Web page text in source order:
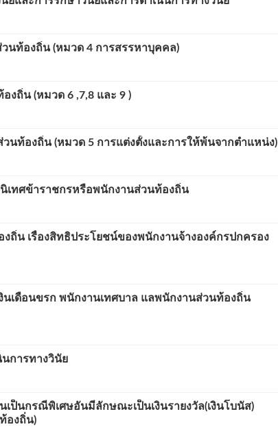
นท้องถิ่น (หมวด 4 การสรรหาบุคคล)
ถิ่น (หมวด 6 ,7,8 และ 9 )
ท้องถิ่น (หมวด 5 การแต่งตั้งและการให้พ้นจากตำแหน่ง)
ทศข้าราชกรหรือพนักงานส่วนท้องถิ่น
น เรื่องสิทธิประโยชน์ของพนักงานจ้างองค์กรปกครอง
เดือนขรก พนักงานเทศบาล แลพนักงานส่วนท้องถิ่น
การทางวินัย
นกรณีพิเศษอันมีลักษณะเป็นเงินรายงวัล(เงินโบนัส)
องถิ่น)